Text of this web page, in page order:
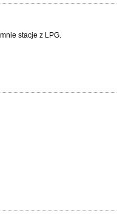
stacje z LPG.